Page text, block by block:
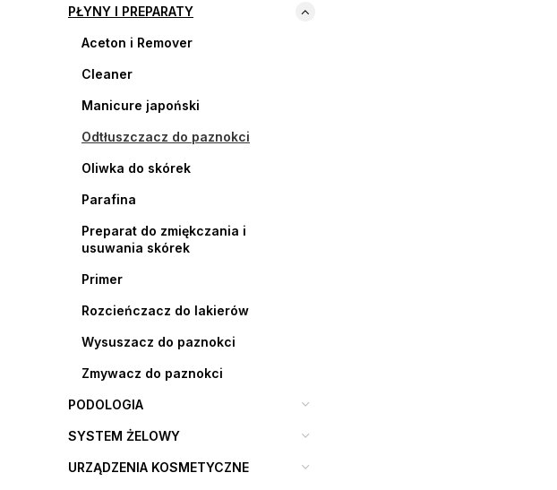
PŁYNY I PREPARATY
Aceton i Remover
Cleaner
Manicure japoński
Odtłuszczacz do paznokci
Oliwka do skórek
Parafina
Preparat do zmiękczania i
usuwania skórek
Primer
Rozcieńczacz do lakierów
Wysuszacz do paznokci
Zmywacz do paznokci
PODOLOGIA
SYSTEM ŻELOWY
URZĄDZENIA KOSMETYCZNE